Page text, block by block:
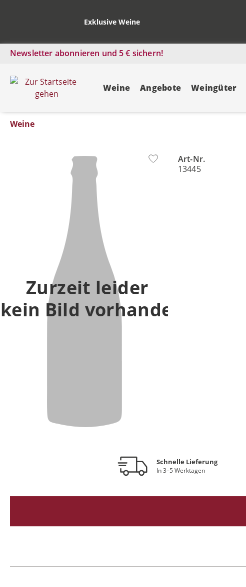
Exklusive Weine
Newsletter abonnieren und 5 € sichern!
Weine Angebote Weingüter
Weine
Bildergalerie überspringen
Zurzeit leider
kein Bild vorhanden
Art-Nr.
13445
Schnelle Lieferung
In 3–5 Werktagen